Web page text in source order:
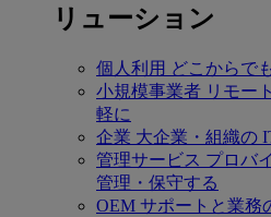
リューション
個人利用 どこからで
小規模事業者 リモー
軽に
企業 大企業・組織の
管理サービス プロバ
管理・保守する
OEM サポートと業務